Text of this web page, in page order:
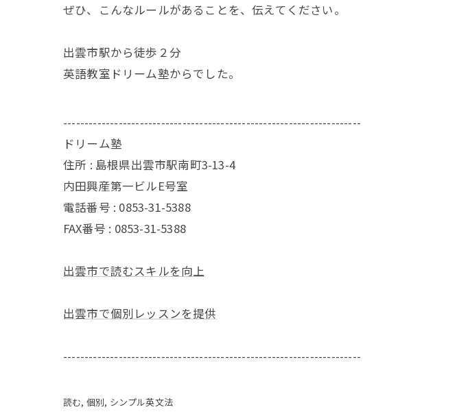
ぜひ、こんなルールがあることを、伝えてください。
出雲市駅から徒歩２分
英語教室ドリーム塾からでした。
----------------------------------------------------------------------
ドリーム塾
住所 : 島根県出雲市駅南町3-13-4
内田興産第一ビルE号室
電話番号 : 0853-31-5388
FAX番号 : 0853-31-5388
出雲市で読むスキルを向上
出雲市で個別レッスンを提供
----------------------------------------------------------------------
読む 個別 シンプル英文法